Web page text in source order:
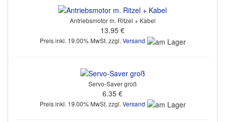
Antriebsmotor m. Ritzel + Kabel
13.95 €
Preis inkl. 19.00% MwSt. zzgl.Versand
Servo-Saver groß
6.35 €
Preis inkl. 19.00% MwSt. zzgl. Versand